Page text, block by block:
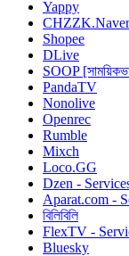
Yappy
CHZZK.Naver
Shopee
DLive
SOOP
PandaTV
Nonolive
Openrec
Rumble
Mixch
Loco.GG
Dzen -
Aparat.com -
বিলিবিলি
FlexTV -
Bluesky